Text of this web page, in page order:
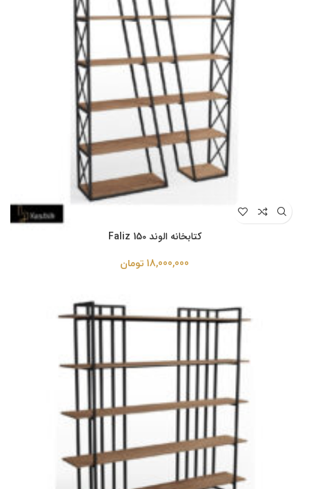
کتابخانه الوند Faliz 150
18,000,000 تومان